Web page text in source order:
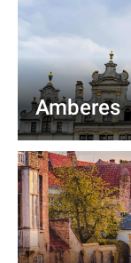
Amberes